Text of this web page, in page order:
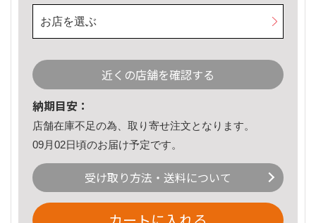
お店を選ぶ
近くの店舗を確認する
納期目安：
店舗在庫不足の為、取り寄せ注文となります。
09月02日頃のお届け予定です。
受け取り方法・送料について